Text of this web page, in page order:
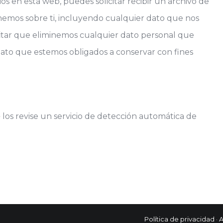
sobre ti, incluyendo cualquier dato que nos
que eliminemos cualquier dato personal que
que estemos obligados a conservar con fines
revise un servicio de detección automática de
Política de privacidad ·